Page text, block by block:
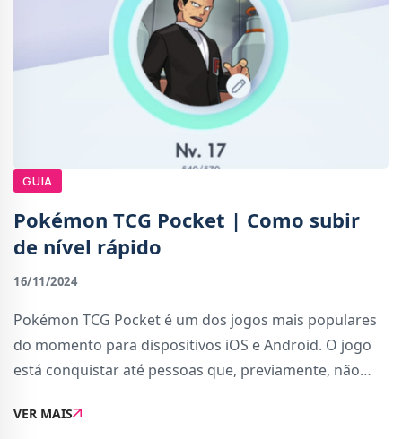
GUIA
Pokémon TCG Pocket | Como subir
de nível rápido
16/11/2024
Pokémon TCG Pocket é um dos jogos mais populares
do momento para dispositivos iOS e Android. O jogo
está conquistar até pessoas que, previamente, não
Apesar do jogo ser relativamente simples, é
VER MAIS